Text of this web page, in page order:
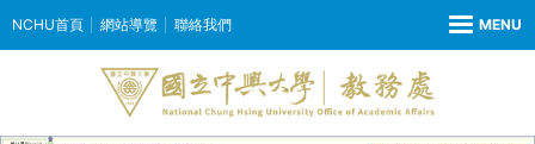
NCHU首頁 網站導覽 聯絡我們